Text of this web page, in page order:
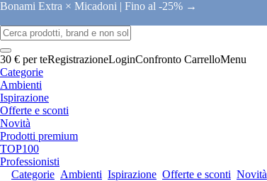
Bonami Extra × Micadoni | Fino al -25% →
30 € per teRegistrazioneLoginConfronto CarrelloMenu
Categorie
Ambienti
Ispirazione
Offerte e sconti
Novità
Prodotti premium
TOP100
Professionisti
Categorie Ambienti Ispirazione Offerte e sconti Novità